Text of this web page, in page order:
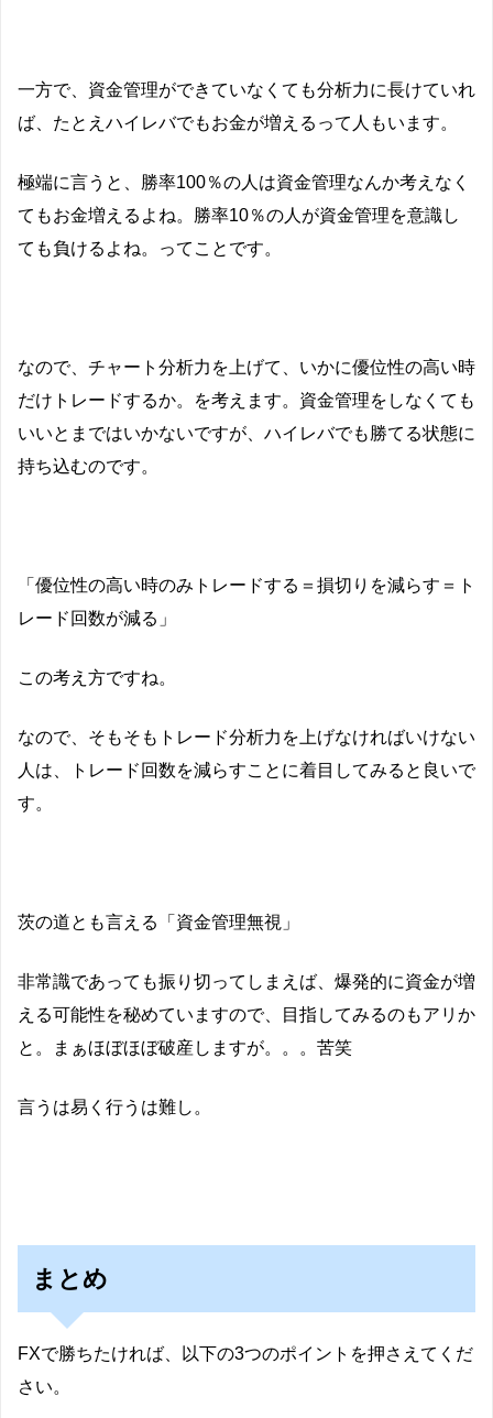
一方で、資金管理ができていなくても分析力に長けていれ
ば、たとえハイレバでもお金が増えるって人もいます。
極端に言うと、勝率100％の人は資金管理なんか考えなく
てもお金増えるよね。勝率10％の人が資金管理を意識し
ても負けるよね。ってことです。
なので、チャート分析力を上げて、いかに優位性の高い時
だけトレードするか。を考えます。資金管理をしなくても
いいとまではいかないですが、ハイレバでも勝てる状態に
持ち込むのです。
「優位性の高い時のみトレードする＝損切りを減らす＝ト
レード回数が減る」
この考え方ですね。
なので、そもそもトレード分析力を上げなければいけない
人は、トレード回数を減らすことに着目してみると良いで
す。
茨の道とも言える「資金管理無視」
非常識であっても振り切ってしまえば、爆発的に資金が増
える可能性を秘めていますので、目指してみるのもアリか
と。まぁほぼほぼ破産しますが。。。苦笑
言うは易く行うは難し。
まとめ
FXで勝ちたければ、以下の3つのポイントを押さえてくだ
さい。